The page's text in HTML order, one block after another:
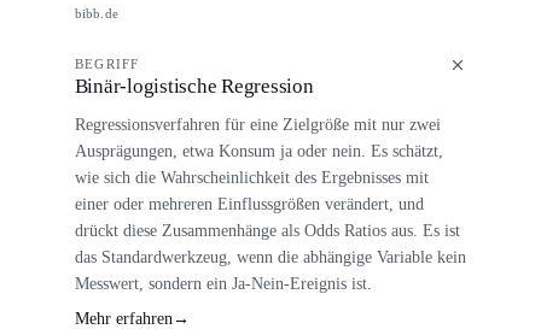
bibb.de
BEGRIFF
Binär-logistische Regression
Regressionsverfahren für eine Zielgröße mit nur zwei
Ausprägungen, etwa Konsum ja oder nein. Es schätzt,
wie sich die Wahrscheinlichkeit des Ergebnisses mit
einer oder mehreren Einflussgrößen verändert, und
drückt diese Zusammenhänge als Odds Ratios aus. Es ist
das Standardwerkzeug, wenn die abhängige Variable kein
Messwert, sondern ein Ja-Nein-Ereignis ist.
Mehr erfahren →